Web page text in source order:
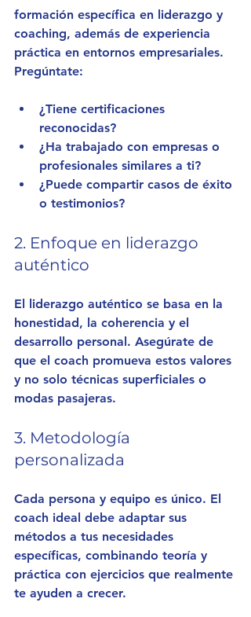
formación específica en liderazgo y
coaching, además de experiencia
práctica en entornos empresariales.
Pregúntate:
¿Tiene certificaciones
reconocidas?
¿Ha trabajado con empresas o
profesionales similares a ti?
¿Puede compartir casos de éxito
o testimonios?
2. Enfoque en liderazgo
auténtico
El liderazgo auténtico se basa en la
honestidad, la coherencia y el
desarrollo personal. Asegúrate de
que el coach promueva estos valores
y no solo técnicas superficiales o
modas pasajeras.
3. Metodología
personalizada
Cada persona y equipo es único. El
coach ideal debe adaptar sus
métodos a tus necesidades
específicas, combinando teoría y
práctica con ejercicios que realmente
te ayuden a crecer.